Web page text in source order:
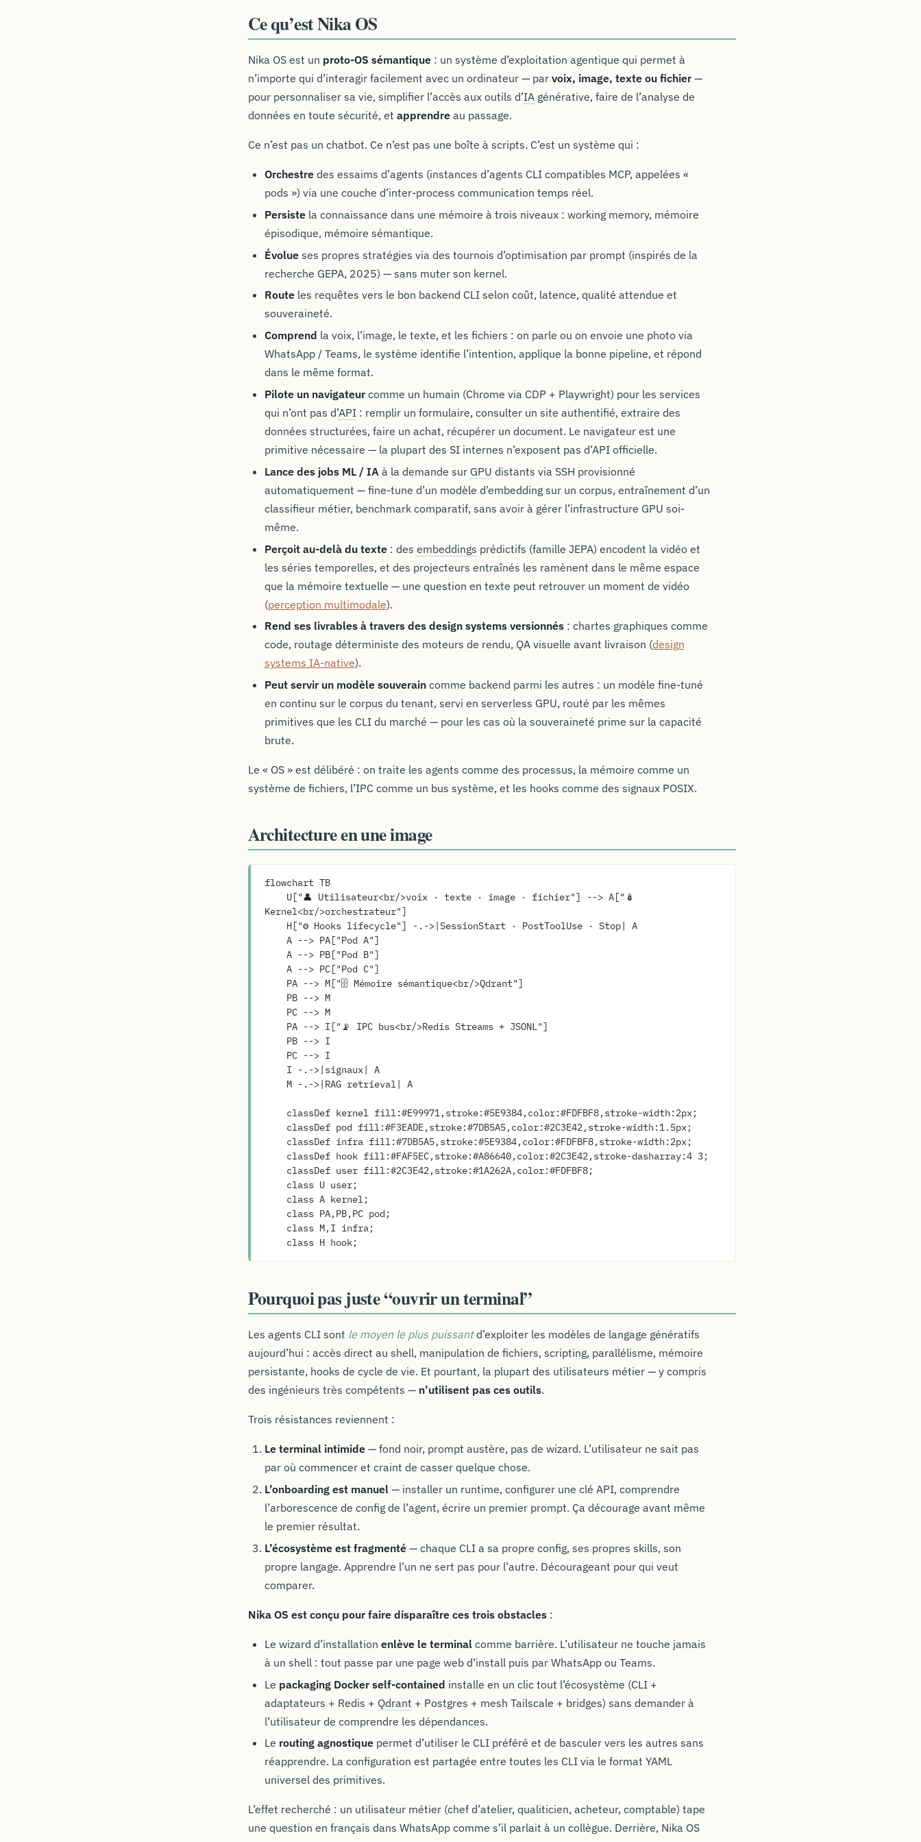
Ce qu’est Nika OS
Nika OS est un proto-OS sémantique: un système d’exploitation agentique qui permet à
n’importe qui d’interagir facilement avec un ordinateur — par voix, image, texte ou fichier—
pour personnaliser sa vie, simplifier l’accès aux outils d’IAgénérative, faire de l’analyse de
données en toute sécurité, et apprendreau passage.
Ce n’est pas un chatbot. Ce n’est pas une boîte à scripts. C’est un système qui :
Orchestredes essaims d’agents (instances d’agents CLI compatibles MCP, appelées «
pods ») via une couche d’inter-process communication temps réel.
Persistela connaissance dans une mémoire à trois niveaux : working memory, mémoire
épisodique, mémoire sémantique.
Évolueses propres stratégies via des tournois d’optimisation par prompt (inspirés de la
recherche GEPA, 2025) — sans muter son kernel.
Routeles requêtes vers le bon backend CLI selon coût, latence, qualité attendue et
souveraineté.
Comprend la voix, l’image, le texte, et les fichiers : on parle ou on envoie une photo via
WhatsApp / Teams, le système identifie l’intention, applique la bonne pipeline, et répond
dans le même format.
Pilote un navigateurcomme un humain (Chrome via CDP + Playwright) pour les services
qui n’ont pas d’API: remplir un formulaire, consulter un site authentifié, extraire des
données structurées, faire un achat, récupérer un document. Le navigateur est une
primitive nécessaire — la plupart des SI internes n’exposent pas d’API officielle.
Lance des jobs ML / IA à la demande sur GPU distants via SSH provisionné
automatiquement — fine-tune d’un modèle d’embedding sur un corpus, entraînement d’un
classifieur métier, benchmark comparatif, sans avoir à gérer l’infrastructure GPU soi-
même.
Perçoit au-delà du texte: des embeddings prédictifs (famille JEPA) encodent la vidéo et
les séries temporelles, et des projecteurs entraînés les ramènent dans le même espace
que la mémoire textuelle — une question en texte peut retrouver un moment de vidéo
(perception multimodale).
Rend ses livrables à travers des design systems versionnés: chartes graphiques comme
code, routage déterministe des moteurs de rendu, QA visuelle avant livraison (design
systems IA-native).
Peut servir un modèle souveraincomme backend parmi les autres : un modèle fine-tuné
en continu sur le corpus du tenant, servi en serverless GPU, routé par les mêmes
primitives que les CLI du marché — pour les cas où la souveraineté prime sur la capacité
brute.
Le « OS » est délibéré : on traite les agents comme des processus, la mémoire comme un
système de fichiers, l’IPC comme un bus système, et les hooks comme des signaux POSIX.
Architecture en une image
flowchart TB
Kernel<br/>orchestrateur"]
    H["⚙️ Hooks lifecycle"] -.->|SessionStart · PostToolUse · Stop| A
    A --> PA["Pod A"]
    A --> PB["Pod B"]
    A --> PC["Pod C"]
    PA --> M["🗄️ Mémoire sémantique<br/>Qdrant"]
    PB --> M
    PC --> M
    PA --> I["📡 IPC bus<br/>Redis Streams + JSONL"]
    PB --> I
    PC --> I
    I -.->|signaux| A
    M -.->|RAG retrieval| A
    classDef kernel fill:#E99971,stroke:#5E9384,color:#FDFBF8,stroke-width:2px;
    classDef pod fill:#F3EADE,stroke:#7DB5A5,color:#2C3E42,stroke-width:1.5px;
    classDef infra fill:#7DB5A5,stroke:#5E9384,color:#FDFBF8,stroke-width:2px;
    classDef hook fill:#FAF5EC,stroke:#A86640,color:#2C3E42,stroke-dasharray:4 3;
    classDef user fill:#2C3E42,stroke:#1A262A,color:#FDFBF8;
    class U user;
    class A kernel;
    class PA,PB,PC pod;
    class M,I infra;
    class H hook;
Pourquoi pas juste “ouvrir un terminal”
Les agents CLI sont le moyen le plus puissantd’exploiter les modèles de langage génératifs
aujourd’hui : accès direct au shell, manipulation de fichiers, scripting, parallélisme, mémoire
persistante, hooks de cycle de vie. Et pourtant, la plupart des utilisateurs métier — y compris
des ingénieurs très compétents — n’utilisent pas ces outils.
Trois résistances reviennent :
Le terminal intimide— fond noir, prompt austère, pas de wizard. L’utilisateur ne sait pas
par où commencer et craint de casser quelque chose.
L’onboarding est manuel— installer un runtime, configurer une clé API, comprendre
l’arborescence de config de l’agent, écrire un premier prompt. Ça décourage avant même
le premier résultat.
L’écosystème est fragmenté— chaque CLI a sa propre config, ses propres skills, son
propre langage. Apprendre l’un ne sert pas pour l’autre. Décourageant pour qui veut
comparer.
Nika OS est conçu pour faire disparaître ces trois obstacles:
Le wizard d’installation enlève le terminalcomme barrière. L’utilisateur ne touche jamais
à un shell : tout passe par une page web d’install puis par WhatsApp ou Teams.
Le packaging Docker self-contained installe en un clic tout l’écosystème (CLI +
adaptateurs + Redis + Qdrant + Postgres + mesh Tailscale + bridges) sans demander à
l’utilisateur de comprendre les dépendances.
Le routing agnostiquepermet d’utiliser le CLI préféré et de basculer vers les autres sans
réapprendre. La configuration est partagée entre toutes les CLI via le format YAML
universel des primitives.
L’effet recherché : un utilisateur métier (chef d’atelier, qualiticien, acheteur, comptable) tape
une question en français dans WhatsApp comme s’il parlait à un collègue. Derrière, Nika OS